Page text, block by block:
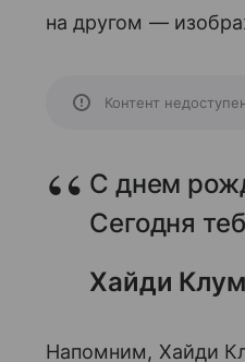
на другом —
Контент
С днем
Сегодня
Хайди Клум
Напомним, Хайди